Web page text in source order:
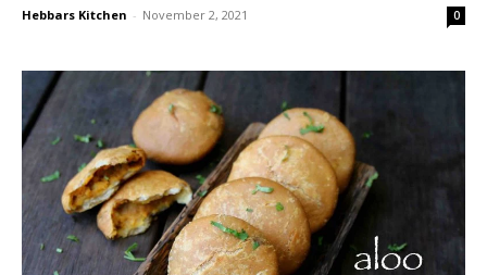
Hebbars Kitchen - November 2, 2021 0